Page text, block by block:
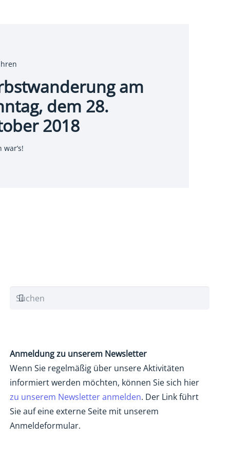
am
dem 28.
2018
war’s!
Anmeldung zu unserem Newsletter
Wenn Sie regelmäßig über unsere Aktivitäten
informiert werden möchten, können Sie sich hier
zu unserem Newsletter anmelden. Der Link führt
Sie auf eine externe Seite mit unserem
Anmeldeformular.